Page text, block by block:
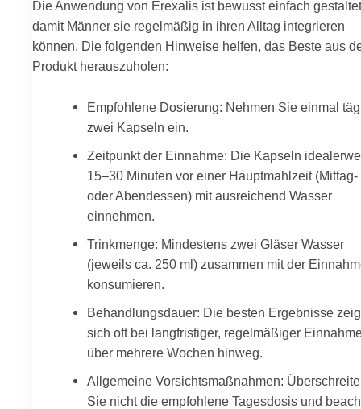
Die Anwendung von Erexalis ist bewusst einfach
damit Männer sie regelmäßig in ihren Alltag integrieren
können. Die folgenden Hinweise helfen, das Beste aus
Produkt herauszuholen:
Empfohlene Dosierung: Nehmen Sie einmal
zwei Kapseln ein.
Zeitpunkt der Einnahme: Die Kapseln
15–30 Minuten vor einer Hauptmahlzeit (Mittag-
oder Abendessen) mit ausreichend Wasser
einnehmen.
Trinkmenge: Mindestens zwei Gläser Wasser
(jeweils ca. 250 ml) zusammen mit der
konsumieren.
Behandlungsdauer: Die besten Ergebnisse
sich oft bei langfristiger, regelmäßiger
über mehrere Wochen hinweg.
Allgemeine Vorsichtsmaßnahmen:
Sie nicht die empfohlene Tagesdosis und